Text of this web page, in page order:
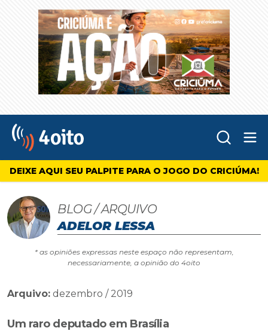
4oito
DEIXE AQUI SEU PALPITE PARA O JOGO DO CRICIÚMA!
BLOG / ARQUIVO
ADELOR LESSA
* as opiniões expressas neste espaço não representam,
necessariamente, a opinião do 4oito
Arquivo: dezembro / 2019
Um raro deputado em Brasília